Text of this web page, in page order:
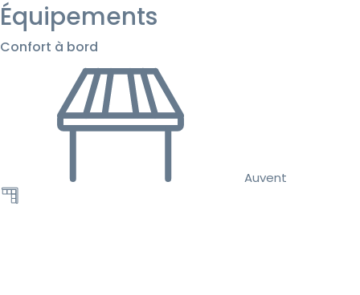
Équipements
Confort à bord
Auvent